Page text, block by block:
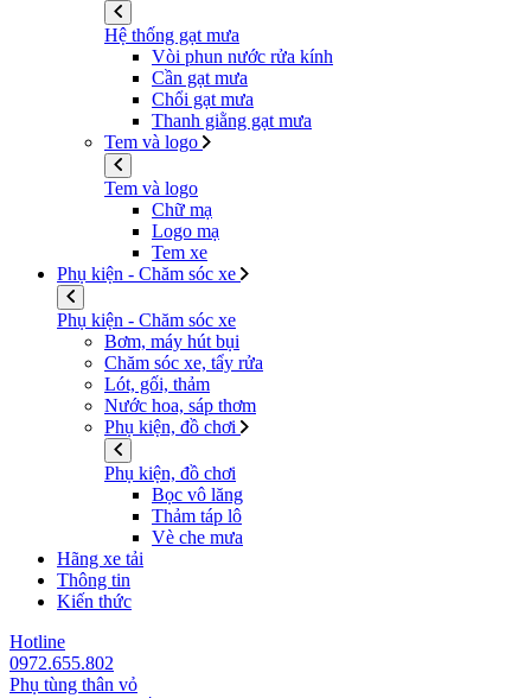
Hệ thống gạt mưa
Vòi phun nước rửa kính
Cần gạt mưa
Chổi gạt mưa
Thanh giằng gạt mưa
Tem và logo
Tem và logo
Chữ mạ
Logo mạ
Tem xe
Phụ kiện - Chăm sóc xe
Phụ kiện - Chăm sóc xe
Bơm, máy hút bụi
Chăm sóc xe, tẩy rửa
Lót, gối, thảm
Nước hoa, sáp thơm
Phụ kiện, đồ chơi
Phụ kiện, đồ chơi
Bọc vô lăng
Thảm táp lô
Vè che mưa
Hãng xe tải
Thông tin
Kiến thức
Hotline
0972.655.802
Phụ tùng thân vỏ